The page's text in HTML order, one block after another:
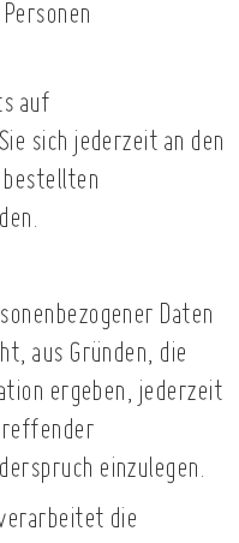
auf
sich jederzeit an den
Daten
aus Gründen, die
ergeben, jederzeit
einzulegen.
die